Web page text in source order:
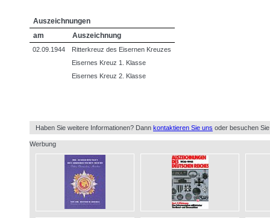
Auszeichnungen
am
Auszeichnung
02.09.1944
Ritterkreuz des Eisernen Kreuzes
Eisernes Kreuz 1. Klasse
Eisernes Kreuz 2. Klasse
Haben Sie weitere Informationen? Dann kontaktieren Sie uns oder besuchen
Werbung